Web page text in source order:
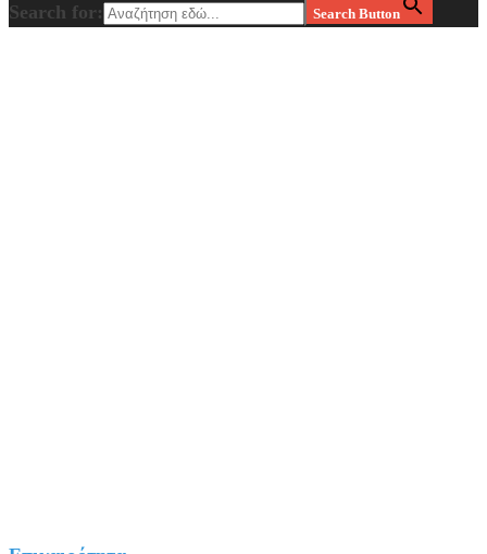
Search for: Search Button